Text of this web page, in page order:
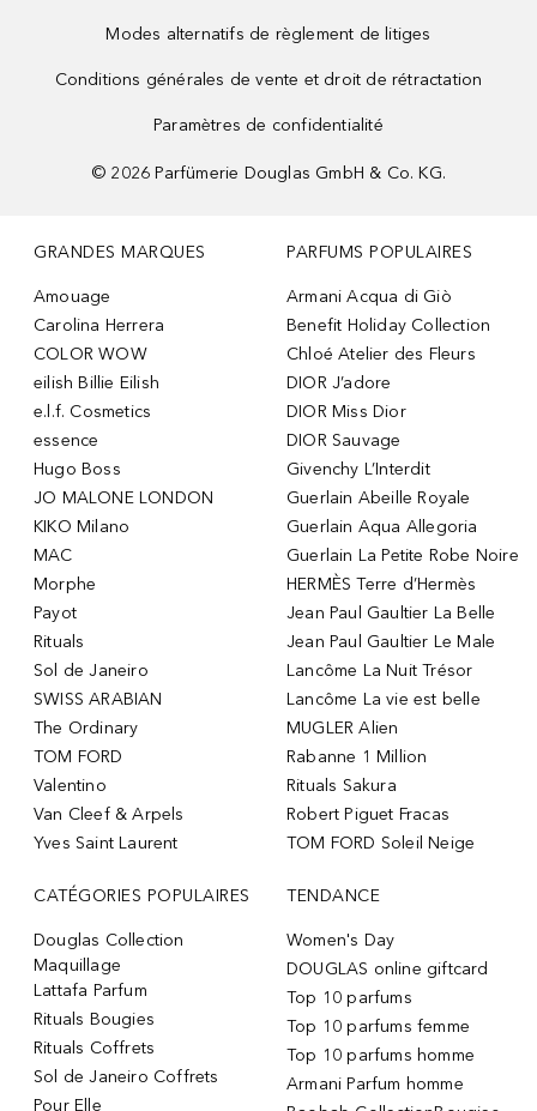
Modes alternatifs de règlement de litiges
Conditions générales de vente et droit de rétractation
Paramètres de confidentialité
© 2026 Parfümerie Douglas GmbH & Co. KG.
GRANDES MARQUES
Amouage
Carolina Herrera
COLOR WOW
eilish Billie Eilish
e.l.f. Cosmetics
essence
Hugo Boss
JO MALONE LONDON
KIKO Milano
MAC
Morphe
Payot
Rituals
Sol de Janeiro
SWISS ARABIAN
The Ordinary
TOM FORD
Valentino
Van Cleef & Arpels
Yves Saint Laurent
PARFUMS POPULAIRES
Armani Acqua di Giò
Benefit Holiday Collection
Chloé Atelier des Fleurs
DIOR J’adore
DIOR Miss Dior
DIOR Sauvage
Givenchy L’Interdit
Guerlain Abeille Royale
Guerlain Aqua Allegoria
Guerlain La Petite Robe Noire
HERMÈS Terre d’Hermès
Jean Paul Gaultier La Belle
Jean Paul Gaultier Le Male
Lancôme La Nuit Trésor
Lancôme La vie est belle
MUGLER Alien
Rabanne 1 Million
Rituals Sakura
Robert Piguet Fracas
TOM FORD Soleil Neige
CATÉGORIES POPULAIRES
Douglas Collection
Maquillage
Lattafa Parfum
Rituals Bougies
Rituals Coffrets
Sol de Janeiro Coffrets
Pour Elle
TENDANCE
Women's Day
DOUGLAS online giftcard
Top 10 parfums
Top 10 parfums femme
Top 10 parfums homme
Armani Parfum homme